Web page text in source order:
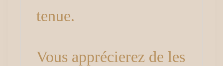
tenue.
Vous apprécierez de les